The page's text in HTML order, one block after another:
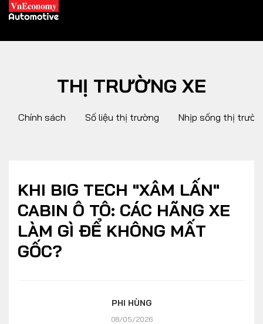
XE XANH
Xe điện
THỊ TRƯỜNG XE
Chính sách
DOANH NGHIỆP
THỊ TRƯỜNG XE
Chính sách Số liệu thị trường Nhịp sống thị
KHI BIG TECH "XÂM LẤN"
CABIN Ô TÔ: CÁC HÃNG XE
LÀM GÌ ĐỂ KHÔNG MẤT
GỐC?
PHI HÙNG
08/05/2026